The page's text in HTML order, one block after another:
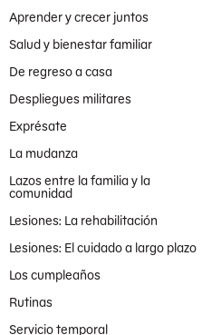
Aprender y crecer juntos
Salud y bienestar familiar
De regreso a casa
Despliegues militares
Exprésate
La mudanza
Lazos entre la familia y la
comunidad
Lesiones: La rehabilitación
Lesiones: El cuidado a largo plazo
Los cumpleaños
Rutinas
Servicio temporal